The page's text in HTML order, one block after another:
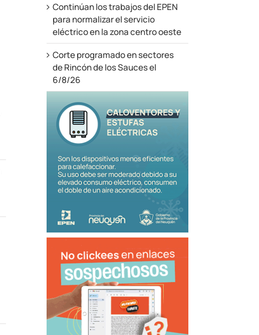
Continúan los trabajos del EPEN
para normalizar el servicio
eléctrico en la zona centro oeste
Corte programado en sectores
de Rincón de los Sauces el
6/8/26